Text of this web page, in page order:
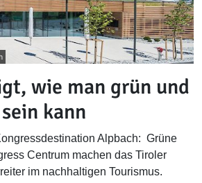
wie man grün und
kann
Alpbach: Grüne
Centrum machen das Tiroler
im nachhaltigen Tourismus.